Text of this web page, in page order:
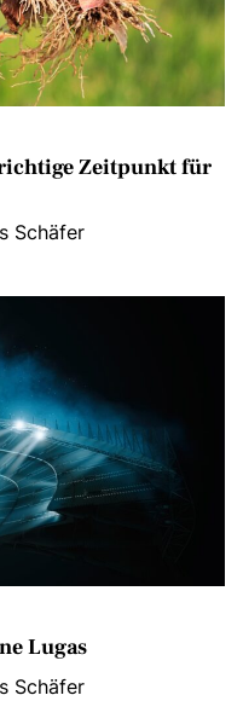
Zeitpunkt für
Schäfer
Lugas
Schäfer